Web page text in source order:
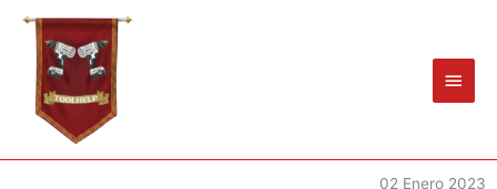
contenido
02 Enero 2023